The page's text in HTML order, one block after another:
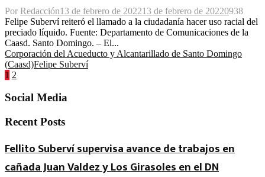
Por Redacción13 de febrero de 202213 de febrero de 20220938
Felipe Suberví reiteró el llamado a la ciudadanía hacer uso racial del
preciado líquido. Fuente: Departamento de Comunicaciones de la
Caasd. Santo Domingo. – El...
Corporación del Acueducto y Alcantarillado de Santo Domingo
(Caasd)Felipe Suberví
Paginación
de
1 2
Social Media
Recent Posts
Fellito Suberví supervisa avance de trabajos en
cañada Juan Valdez y Los Girasoles en el DN